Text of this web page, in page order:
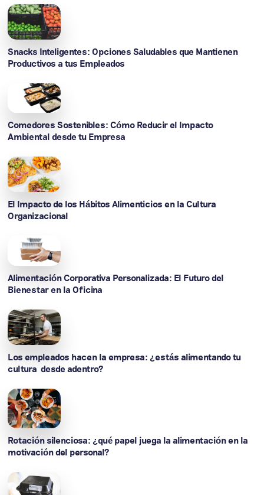
Snacks Inteligentes: Opciones Saludables que Mantienen
Productivos a tus Empleados
Comedores Sostenibles: Cómo Reducir el Impacto
Ambiental desde tu Empresa
El Impacto de los Hábitos Alimenticios en la Cultura
Organizacional
Alimentación Corporativa Personalizada: El Futuro del
Bienestar en la Oficina
Los empleados hacen la empresa: ¿estás alimentando tu
cultura desde adentro?
Rotación silenciosa: ¿qué papel juega la alimentación en la
motivación del personal?